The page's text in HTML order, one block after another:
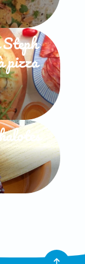
Steph
pizza